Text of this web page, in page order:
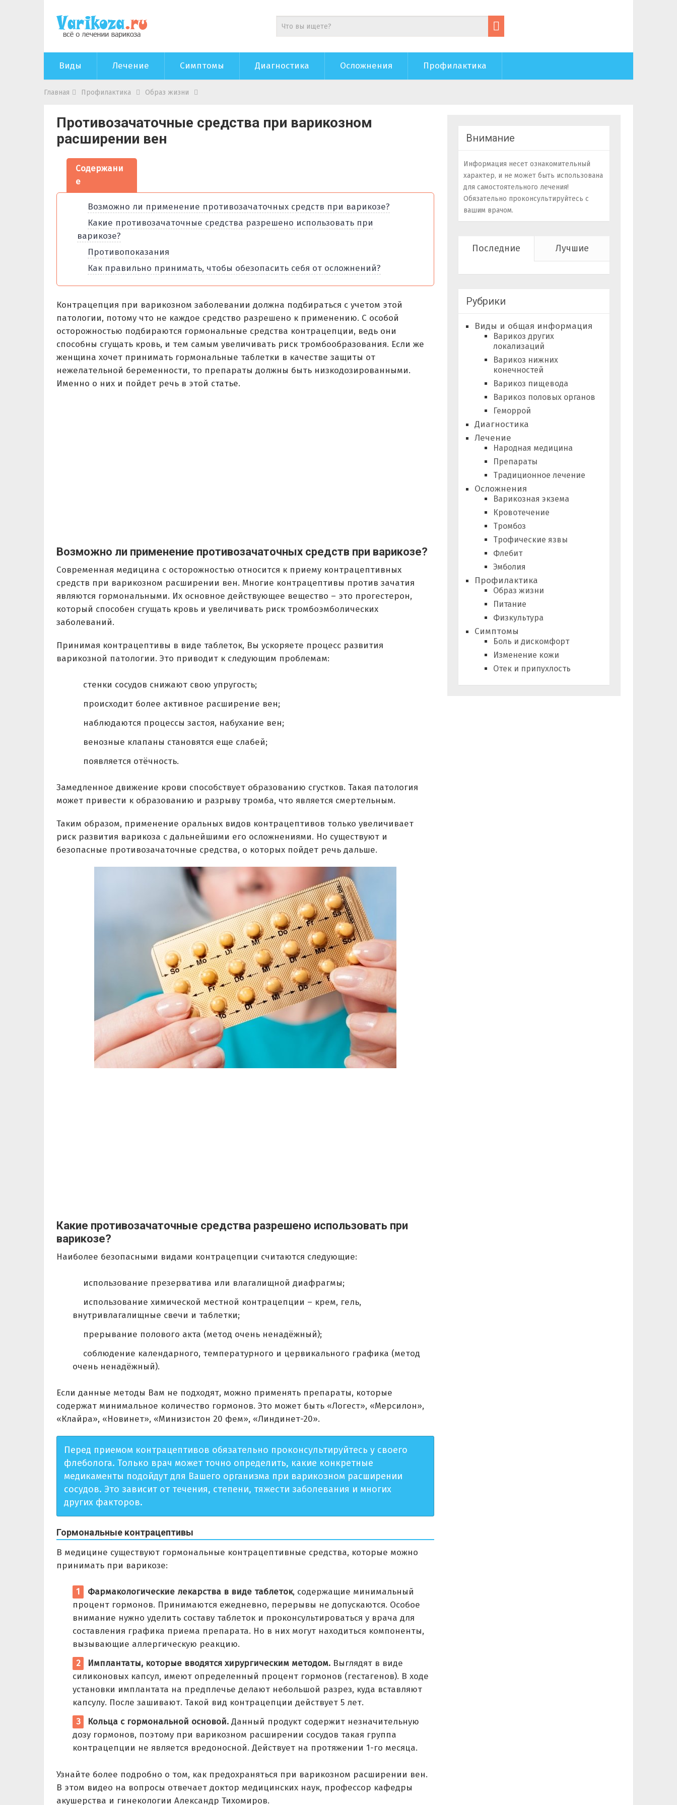
Виды Лечение Симптомы Диагностика Осложнения Профилактика
Главная Профилактика Образ жизни
Противозачаточные средства при варикозном
расширении вен
Содержани
е
Возможно ли применение противозачаточных средств при варикозе?
Какие противозачаточные средства разрешено использовать при
варикозе?
Противопоказания
Как правильно принимать, чтобы обезопасить себя от осложнений?
Контрацепция при варикозном заболевании должна подбираться с учетом этой
патологии, потому что не каждое средство разрешено к применению. С особой
осторожностью подбираются гормональные средства контрацепции, ведь они
способны сгущать кровь, и тем самым увеличивать риск тромбообразования. Если же
женщина хочет принимать гормональные таблетки в качестве защиты от
нежелательной беременности, то препараты должны быть низкодозированными.
Именно о них и пойдет речь в этой статье.
Возможно ли применение противозачаточных средств при варикозе?
Современная медицина с осторожностью относится к приему контрацептивных
средств при варикозном расширении вен. Многие контрацептивы против зачатия
являются гормональными. Их основное действующее вещество – это прогестерон,
который способен сгущать кровь и увеличивать риск тромбоэмболических
заболеваний.
Принимая контрацептивы в виде таблеток, Вы ускоряете процесс развития
варикозной патологии. Это приводит к следующим проблемам:
стенки сосудов снижают свою упругость;
происходит более активное расширение вен;
наблюдаются процессы застоя, набухание вен;
венозные клапаны становятся еще слабей;
появляется отёчность.
Замедленное движение крови способствует образованию сгустков. Такая патология
может привести к образованию и разрыву тромба, что является смертельным.
Таким образом, применение оральных видов контрацептивов только увеличивает
риск развития варикоза с дальнейшими его осложнениями. Но существуют и
безопасные противозачаточные средства, о которых пойдет речь дальше.
Какие противозачаточные средства разрешено использовать при
варикозе?
Наиболее безопасными видами контрацепции считаются следующие:
использование презерватива или влагалищной диафрагмы;
использование химической местной контрацепции – крем, гель,
внутривлагалищные свечи и таблетки;
прерывание полового акта (метод очень ненадёжный);
соблюдение календарного, температурного и цервикального графика (метод
очень ненадёжный).
Если данные методы Вам не подходят, можно применять препараты, которые
содержат минимальное количество гормонов. Это может быть «Логест», «Мерсилон»,
«Клайра», «Новинет», «Минизистон 20 фем», «Линдинет-20».
Перед приемом контрацептивов обязательно проконсультируйтесь у своего
флеболога. Только врач может точно определить, какие конкретные
медикаменты подойдут для Вашего организма при варикозном расширении
сосудов. Это зависит от течения, степени, тяжести заболевания и многих
других факторов.
Гормональные контрацептивы
В медицине существуют гормональные контрацептивные средства, которые можно
принимать при варикозе:
Фармакологические лекарства в виде таблеток, содержащие минимальный
процент гормонов. Принимаются ежедневно, перерывы не допускаются. Особое
внимание нужно уделить составу таблеток и проконсультироваться у врача для
составления графика приема препарата. Но в них могут находиться компоненты,
вызывающие аллергическую реакцию.
Имплантаты, которые вводятся хирургическим методом. Выглядят в виде
силиконовых капсул, имеют определенный процент гормонов (гестагенов). В ходе
установки имплантата на предплечье делают небольшой разрез, куда вставляют
капсулу. После зашивают. Такой вид контрацепции действует 5 лет.
Кольца с гормональной основой. Данный продукт содержит незначительную
дозу гормонов, поэтому при варикозном расширении сосудов такая группа
контрацепции не является вредоносной. Действует на протяжении 1-го месяца.
Узнайте более подробно о том, как предохраняться при варикозном расширении вен.
В этом видео на вопросы отвечает доктор медицинских наук, профессор кафедры
акушерства и гинекологии Александр Тихомиров.
Внимание
Информация несет ознакомительный
характер, и не может быть использована
для самостоятельного лечения!
Обязательно проконсультируйтесь с
вашим врачом.
Последние Лучшие
Рубрики
Виды и общая информация
Варикоз других
локализаций
Варикоз нижних
конечностей
Варикоз пищевода
Варикоз половых органов
Геморрой
Диагностика
Лечение
Народная медицина
Препараты
Традиционное лечение
Осложнения
Варикозная экзема
Кровотечение
Тромбоз
Трофические язвы
Флебит
Эмболия
Профилактика
Образ жизни
Питание
Физкультура
Симптомы
Боль и дискомфорт
Изменение кожи
Отек и припухлость